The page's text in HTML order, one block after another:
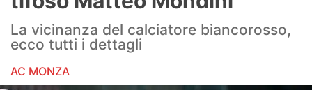
AC Monza
Calcio
La vicinanza del calciatore biancorosso,
ecco tutti i dettagli
AC MONZA